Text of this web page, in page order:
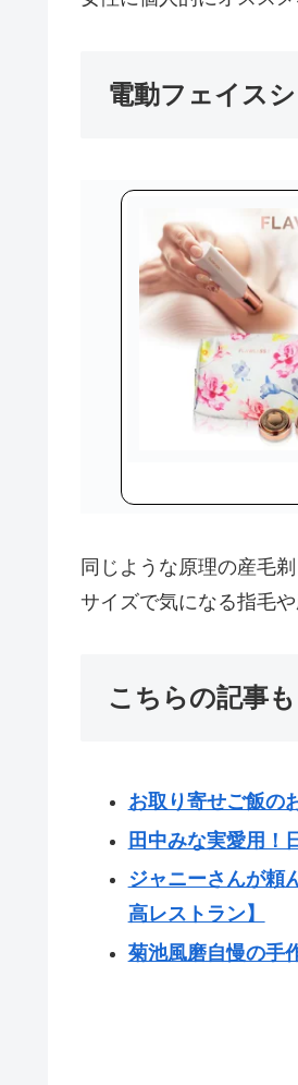
電動フェイス
同じような原理の産毛
サイズで気になる指毛
こちらの記事も
お取り寄せご飯の
田中みな実愛用！
ジャニーさんが頼
高レストラン】
菊池風磨自慢の手